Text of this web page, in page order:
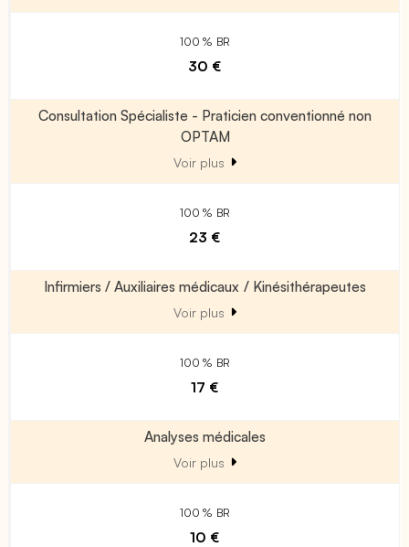
100 % BR
30 €
Consultation Spécialiste - Praticien conventionné non
OPTAM
Voir plus
100 % BR
23 €
Infirmiers / Auxiliaires médicaux / Kinésithérapeutes
Voir plus
100 % BR
17 €
Analyses médicales
Voir plus
100 % BR
10 €